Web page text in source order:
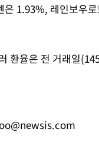
1.93%, 레인보우
환율은 전 거래일